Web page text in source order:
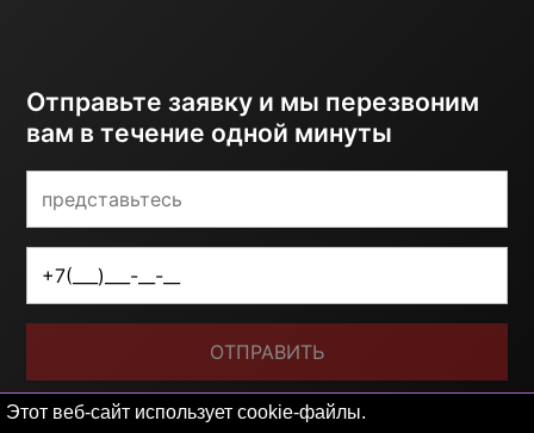
Этот веб-сайт использует cookie-файлы.
Отправьте заявку и мы перезвоним
вам в течение одной минуты
ОТПРАВИТЬ
Я принимаю условияполитики обработки
персональных данных